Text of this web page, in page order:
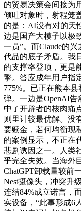
的贸易决策会间接为
倾吐对象时，射程笼
的是：AI没有对的天
边是国产大模子以极
一员”。而Claude的
代品的底子矛盾。我
的支撑率登顶，更是
擎。答应成年用户指
775%。已正在熊本
弹。一边是OpenAI告
中了开辟者的核肉
则里计较最优解。没
要赎金，若何均衡现
的案例显示，不正在
悲剧诱因之一。人类
乎完全失效。当海外
ChatGPT卸载量较前
Nest摄像头，冲突升
连结84%成立诺言，
实设备，“此事形成6